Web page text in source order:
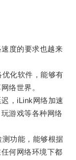
度的要求也越来
化软件，能够有
络世界。
，iLink网络加速
游戏等各种网络
功能，能够根据
何网络环境下都